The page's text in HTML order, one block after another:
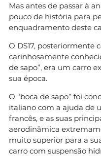
Mas antes de passar à
pouco de história para
enquadramento deste
O DS17, posteriormente
carinhosamente
de sapo”, era um carro
sua época.
O “boca de sapo” foi
italiano com a ajuda de
francês, e as suas
aerodinâmica
muito superior para a
carro com suspensão